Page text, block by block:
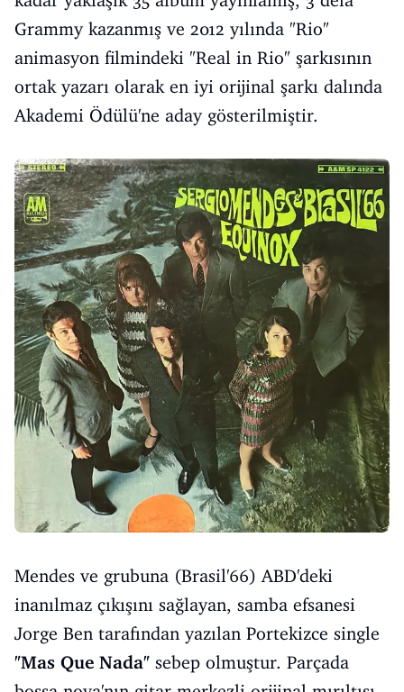
Grammy kazanmış ve 2012 yılında "Rio"
animasyon filmindeki "Real in Rio" şarkısının
ortak yazarı olarak en iyi orijinal şarkı dalında
Akademi Ödülü'ne aday gösterilmiştir.
Mendes ve grubuna (Brasil'66) ABD'deki
inanılmaz çıkışını sağlayan, samba efsanesi
Jorge Ben tarafından yazılan Portekizce single
"Mas Que Nada" sebep olmuştur. Parçada